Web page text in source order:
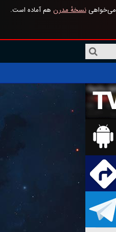
می‌خواهینسخهٔ مدرن هم آماده است.